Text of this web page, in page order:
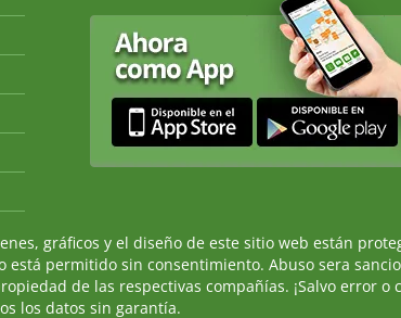
gráficos y el diseño de este sitio web están
permitido sin consentimiento. Abuso sera
de las respectivas compañías. ¡Salvo error
los datos sin garantía.